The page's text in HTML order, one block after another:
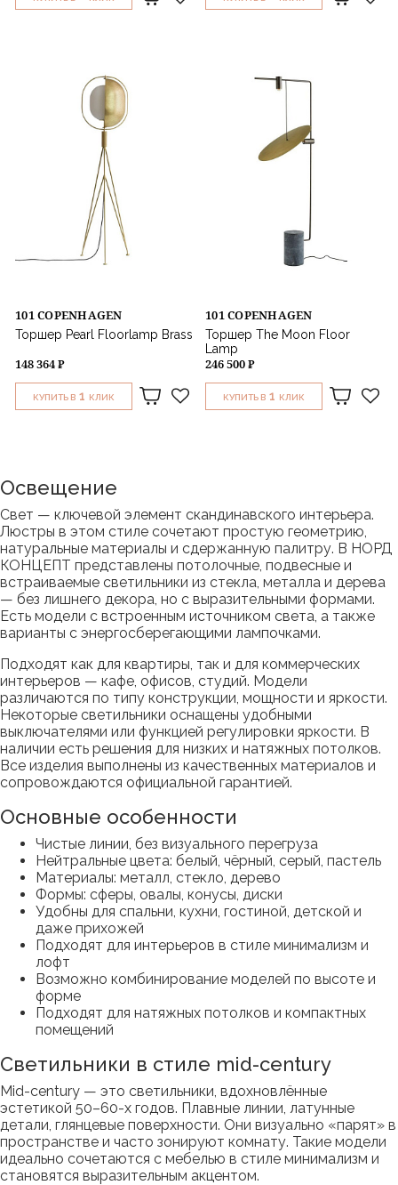
101 COPENHAGEN
Торшер Pearl Floorlamp Brass
148 364 ₽
КУПИТЬ В 1 КЛИК
101 COPENHAGEN
Торшер The Moon Floor
Lamp
246 500 ₽
КУПИТЬ В 1 КЛИК
Освещение
Свет — ключевой элемент скандинавского интерьера.
Люстры в этом стиле сочетают простую геометрию,
натуральные материалы и сдержанную палитру. В НОРД
КОНЦЕПТ представлены потолочные, подвесные и
встраиваемые светильники из стекла, металла и дерева
— без лишнего декора, но с выразительными формами.
Есть модели с встроенным источником света, а также
варианты с энергосберегающими лампочками.
Подходят как для квартиры, так и для коммерческих
интерьеров — кафе, офисов, студий. Модели
различаются по типу конструкции, мощности и яркости.
Некоторые светильники оснащены удобными
выключателями или функцией регулировки яркости. В
наличии есть решения для низких и натяжных потолков.
Все изделия выполнены из качественных материалов и
сопровождаются официальной гарантией.
Основные особенности
Чистые линии, без визуального перегруза
Нейтральные цвета: белый, чёрный, серый, пастель
Материалы: металл, стекло, дерево
Формы: сферы, овалы, конусы, диски
Удобны для спальни, кухни, гостиной, детской и
даже прихожей
Подходят для интерьеров в стиле минимализм и
лофт
Возможно комбинирование моделей по высоте и
форме
Подходят для натяжных потолков и компактных
помещений
Светильники в стиле mid-century
Mid-century — это светильники, вдохновлённые
эстетикой 50–60-х годов. Плавные линии, латунные
детали, глянцевые поверхности. Они визуально «парят» в
пространстве и часто зонируют комнату. Такие модели
идеально сочетаются с мебелью в стиле минимализм и
становятся выразительным акцентом.